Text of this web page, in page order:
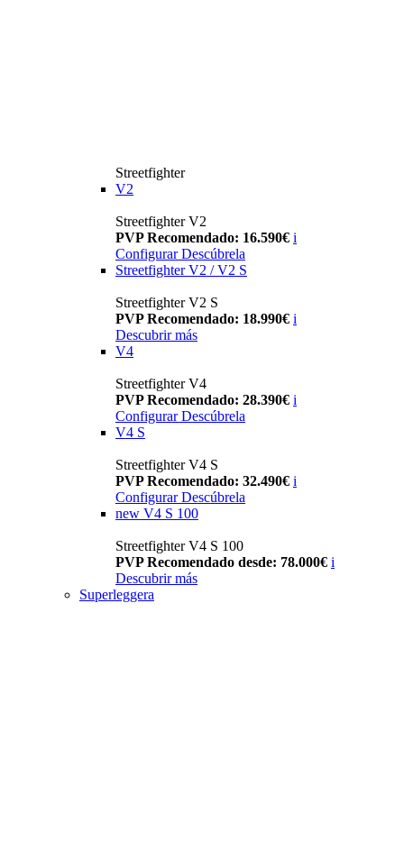
Streetfighter
V2
Streetfighter V2
PVP Recomendado: 16.590€ i
Configurar Descúbrela
Streetfighter V2 / V2 S
Streetfighter V2 S
PVP Recomendado: 18.990€ i
Descubrir más
V4
Streetfighter V4
PVP Recomendado: 28.390€ i
Configurar Descúbrela
V4 S
Streetfighter V4 S
PVP Recomendado: 32.490€ i
Configurar Descúbrela
new V4 S 100
Streetfighter V4 S 100
PVP Recomendado desde: 78.000€ i
Descubrir más
Superleggera